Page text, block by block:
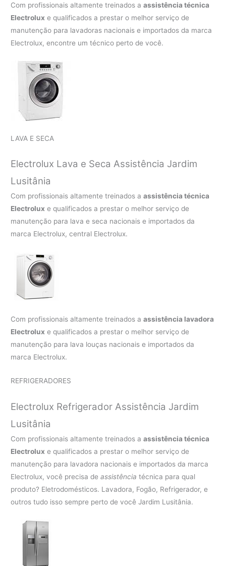
Com profissionais altamente treinados aassistência técnica
Electrolux e qualificados a prestar o melhor serviço de
manutenção para lavadoras nacionais e importados da marca
Electrolux, encontre um técnico perto de você.
LAVA E SECA
Electrolux Lava e Seca Assistência Jardim
Lusitânia
Com profissionais altamente treinados aassistência técnica
Electrolux e qualificados a prestar o melhor serviço de
manutenção para lava e seca nacionais e importados da
marca Electrolux, central Electrolux.
Com profissionais altamente treinados aassistência lavadora
Electrolux e qualificados a prestar o melhor serviço de
manutenção para lava louças nacionais e importados da
marca Electrolux.
REFRIGERADORES
Electrolux Refrigerador Assistência Jardim
Lusitânia
Com profissionais altamente treinados aassistência técnica
Electrolux e qualificados a prestar o melhor serviço de
manutenção para lavadora nacionais e importados da marca
Electrolux, você precisa deassistência técnica para qual
produto? Eletrodomésticos. Lavadora, Fogão, Refrigerador, e
outros tudo isso sempre perto de você Jardim Lusitânia.